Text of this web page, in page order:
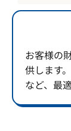
お客様の
供します
など、最